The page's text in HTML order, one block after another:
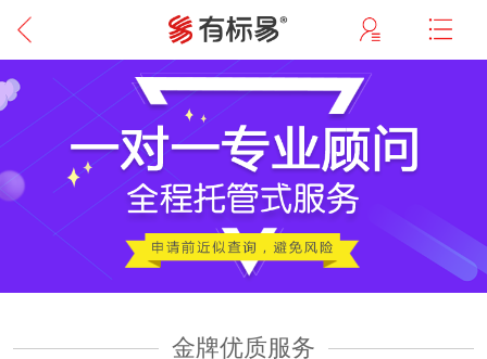
金牌优质服务